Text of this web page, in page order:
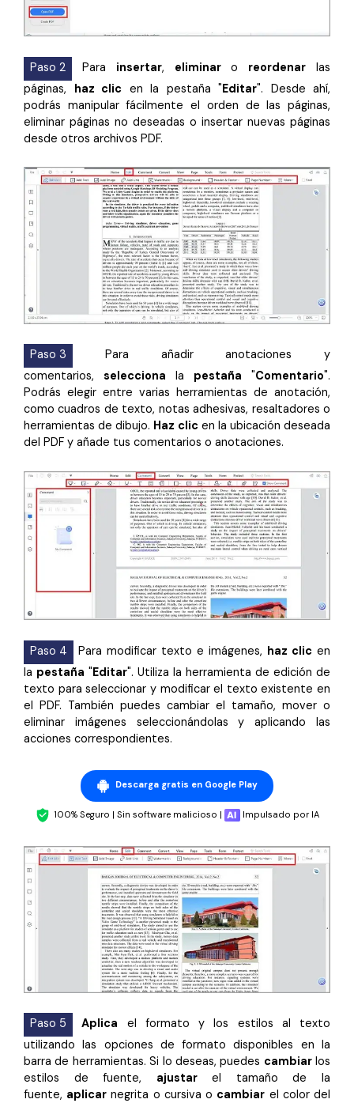
Paso 2 Para insertar, eliminar o reordenar
las
páginas,
haz clic en la pestaña "Editar". Desde ahí,
podrás manipular fácilmente el orden de las páginas,
eliminar páginas no deseadas o insertar nuevas páginas
desde otros archivos PDF.
Paso 3
Para añadir anotaciones y
comentarios,
selecciona la pestaña "Comentario".
Podrás elegir entre varias herramientas de anotación,
como cuadros de texto, notas adhesivas, resaltadores o
herramientas de dibujo. Haz clic en la ubicación deseada
del PDF y añade tus comentarios o anotaciones.
Paso 4 Para modificar texto e imágenes, haz clic en
la pestaña "Editar". Utiliza la herramienta de edición de
texto para seleccionar y modificar el texto existente en
el PDF. También puedes cambiar el tamaño, mover o
eliminar imágenes seleccionándolas y aplicando las
acciones correspondientes.
Descarga gratis en Google Play
100% Seguro | Sin software malicioso | Impulsado por IA
Paso 5 Aplica
el formato y los estilos al texto
utilizando las opciones de formato disponibles en la
barra de herramientas. Si lo deseas, puedes cambiar los
estilos de fuente,
ajustar
el tamaño de la
fuente, aplicar negrita o cursiva o cambiar el color del